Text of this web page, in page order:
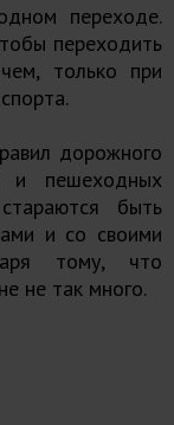
переходе.
переходить
только при
дорожного
и пешеходных
быть
и со своими
тому, что
не так много.